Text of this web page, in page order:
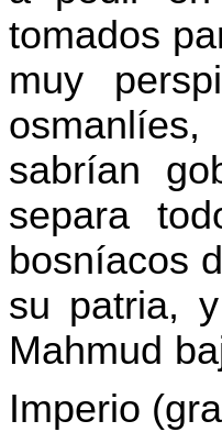
tomados
muy
sabrían
separa
bosníacos
su patria,
Mahmud
Imperio